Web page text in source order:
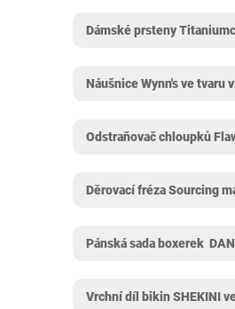
Dámské prsteny
Náušnice Wynn's ve tvaru
Odstraňovač chloupků
Děrovací fréza Sourcing
Pánská sada boxerek
Vrchní díl bikin SHEKINI